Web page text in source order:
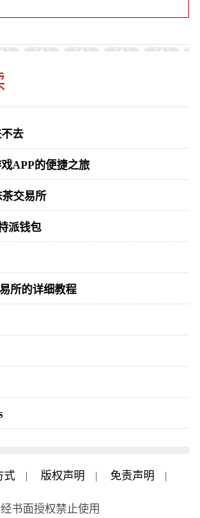
去
APP的便捷之旅
交易所
派钱包
所的详细教程
式 | 版权声明 | 免责声明
|
书面授权禁止使用